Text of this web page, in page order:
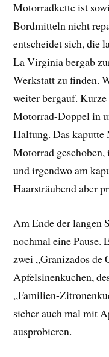
Motorradkette ist
Bordmitteln nicht
entscheidet sich, die
La Virginia bergab
Werkstatt zu finden.
weiter bergauf.
Motorrad-Doppel in
Haltung. Das
Motorrad geschoben,
und irgendwo am
Haarsträubend aber
Am Ende der langen
nochmal eine Pause.
zwei „Granizados de
Apfelsinenkuchen,
„Familien-
sicher auch mal mit
ausprobieren.